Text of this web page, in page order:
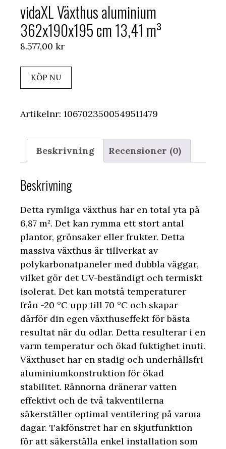
vidaXL Växthus aluminium
362x190x195 cm 13,41 m³
8.577,00 kr
KÖP NU
Artikelnr: 1067023500549511479
Beskrivning Recensioner (0)
Beskrivning
Detta rymliga växthus har en total yta på
6,87 m². Det kan rymma ett stort antal
plantor, grönsaker eller frukter. Detta
massiva växthus är tillverkat av
polykarbonatpaneler med dubbla väggar,
vilket gör det UV-beständigt och termiskt
isolerat. Det kan motstå temperaturer
från -20 °C upp till 70 °C och skapar
därför din egen växthuseffekt för bästa
resultat när du odlar. Detta resulterar i en
varm temperatur och ökad fuktighet inuti.
Växthuset har en stadig och underhållsfri
aluminiumkonstruktion för ökad
stabilitet. Rännorna dränerar vatten
effektivt och de två takventilerna
säkerställer optimal ventilering på varma
dagar. Takfönstret har en skjutfunktion
för att säkerställa enkel installation som